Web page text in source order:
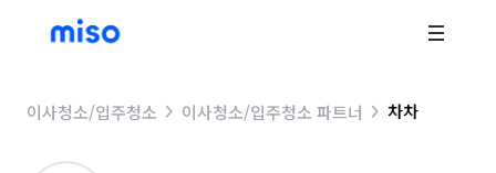
이사청소/입주청소 이사청소/입주청소 파트너 차차